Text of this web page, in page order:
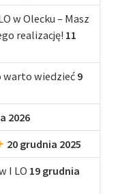
w Olecku – Masz
realizację! 11
warto wiedzieć 9
2026
20 grudnia 2025
I LO 19 grudnia